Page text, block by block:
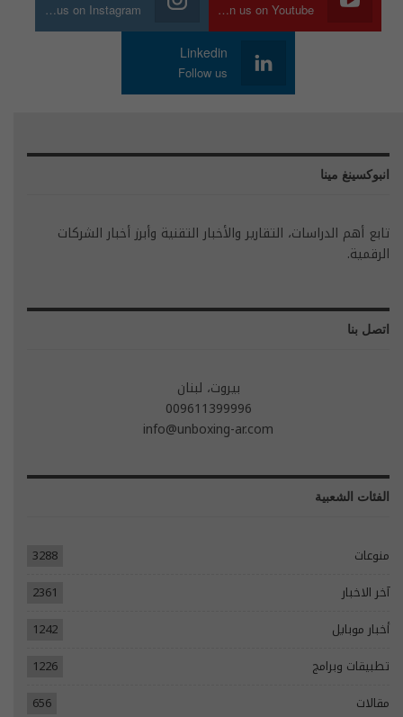
Join us on Youtube
Join us on Instagram
Linkedin
Follow us
انبوكسينغ مينا
تابع أهم الدراسات، التقارير والأخبار التقنية وأبرز أخبار الشركات
الرقمية.
اتصل بنا
بيروت، لبنان
009611399996
info@unboxing-ar.com
الفئات الشعبية
منوعات
3288
آخر الاخبار
2361
أخبار موبايل
1242
تطبيقات وبرامج
1226
مقالات
656